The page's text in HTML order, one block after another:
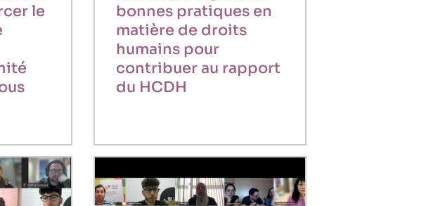
le
bonnes pratiques en
matière de droits
humains pour
contribuer au rapport
du HCDH